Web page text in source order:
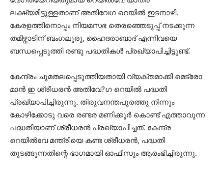
ലക്ഷ്യമിട്ടുള്ളതാണ് അതിവേഗ റെയില്‍ ഇടനാഴി.
കേരളത്തിനൊപ്പം നിയമസഭ തെരഞ്ഞെടുപ്പ് നടക്കുന്ന
തമിഴ്നാടിന് ബംഗലൂരു, ഹൈദരാബാദ് എന്നിവയെ
ബന്ധപ്പെടുത്തി രണ്ടു പദ്ധതികള്‍ പ്രഖ്യാപിച്ചിട്ടുണ്ട്.
കേന്ദ്രം ചുമതലപ്പെടുത്തിയതായി വ്യക്തമാക്കി മെട്രോ
മാന്‍ ഇ ശ്രീധരന്‍ അതിവേ?ഗ റെയില്‍ പദ്ധതി
പ്രഖ്യാപിച്ചിരുന്നു. തിരുവനന്തപുരത്തു നിന്നും
കോഴിക്കോടു വരെ രണ്ടര മണിക്കൂര്‍ കൊണ്ട് എത്താവുന്ന
പദ്ധതിയാണ് ശ്രീധരന്‍ പ്രഖ്യാപിച്ചത്. കേന്ദ്ര
റെയില്‍വേ മന്ത്രിയെ കണ്ട ശ്രീധരന്‍, പദ്ധതി
തുടങ്ങുന്നതിന്റെ ഭാഗമായി ഓഫീസും ആരംഭിച്ചിരുന്നു.